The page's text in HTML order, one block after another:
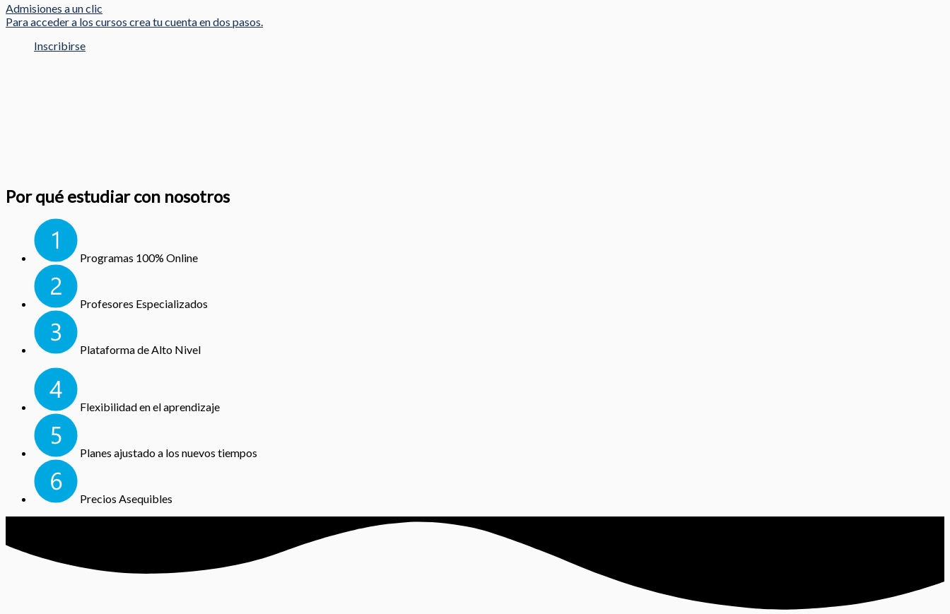
Admisiones a un clic
Para acceder a los cursos crea tu cuenta en dos pasos.
Inscribirse
Por qué estudiar con nosotros
Programas 100% Online
Profesores Especializados
Plataforma de Alto Nivel
Flexibilidad en el aprendizaje
Planes ajustado a los nuevos tiempos
Precios Asequibles